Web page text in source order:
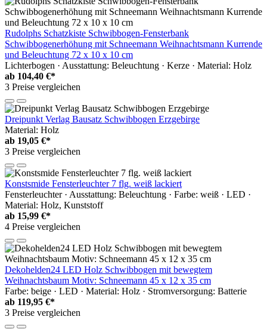
Rudolphs Schatzkiste Schwibbogen-Fensterbank
Schwibbogenerhöhung mit Schneemann Weihnachtsmann Kurrende
und Beleuchtung 72 x 10 x 10 cm
Lichterbogen · Ausstattung: Beleuchtung · Kerze · Material: Holz
ab 104,40 €*
3 Preise vergleichen
Dreipunkt Verlag Bausatz Schwibbogen Erzgebirge
Material: Holz
ab 19,05 €*
3 Preise vergleichen
Konstsmide Fensterleuchter 7 flg. weiß lackiert
Fensterleuchter · Ausstattung: Beleuchtung · Farbe: weiß · LED ·
Material: Holz, Kunststoff
ab 15,99 €*
4 Preise vergleichen
Dekohelden24 LED Holz Schwibbogen mit bewegtem
Weihnachtsbaum Motiv: Schneemann 45 x 12 x 35 cm
Farbe: beige · LED · Material: Holz · Stromversorgung: Batterie
ab 119,95 €*
3 Preise vergleichen